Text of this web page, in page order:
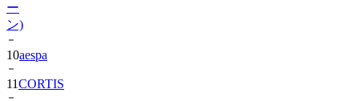
ー
ン)
10aespa
11CORTIS